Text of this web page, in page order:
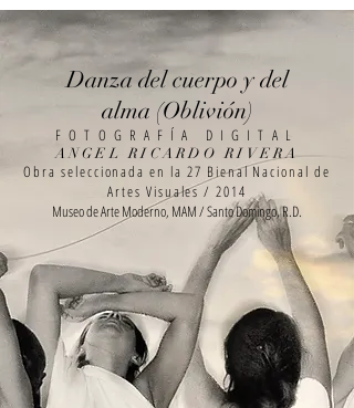
Danza del cuerpo y del
alma (Oblivión)
FOTOGRAFÍA DIGITAL
ANGEL RICARDO RIVERA
Obra seleccionada en la 27 Bienal Nacional de
Artes Visuales / 2014
Museo de Arte Moderno, MAM / Santo Domingo, R.D.